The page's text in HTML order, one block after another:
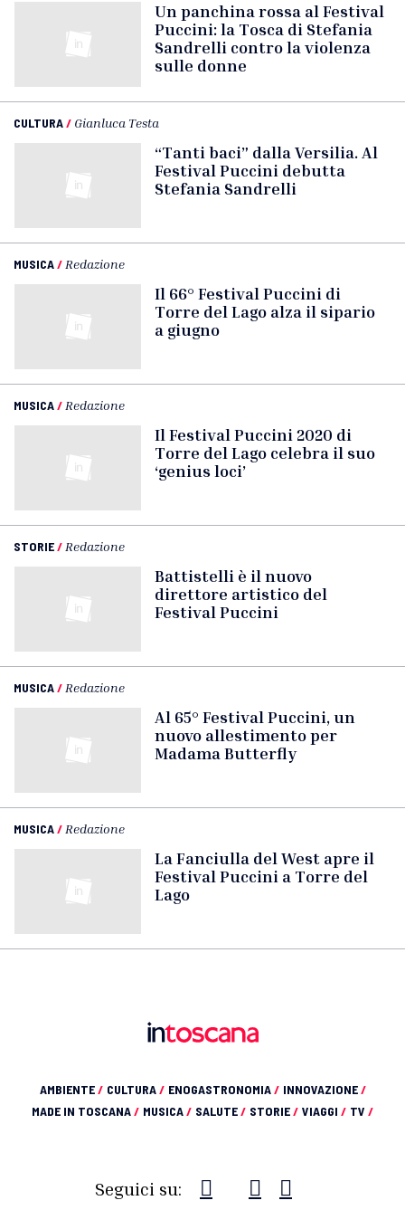
Un panchina rossa al Festival
Puccini: la Tosca di Stefania
Sandrelli contro la violenza
sulle donne
CULTURA/ Gianluca Testa
“Tanti baci” dalla Versilia. Al
Festival Puccini debutta
Stefania Sandrelli
MUSICA/ Redazione
Il 66° Festival Puccini di
Torre del Lago alza il sipario
a giugno
MUSICA/ Redazione
Il Festival Puccini 2020 di
Torre del Lago celebra il suo
‘genius loci’
STORIE/ Redazione
Battistelli è il nuovo
direttore artistico del
Festival Puccini
MUSICA/ Redazione
Al 65° Festival Puccini, un
nuovo allestimento per
Madama Butterfly
MUSICA/ Redazione
La Fanciulla del West apre il
Festival Puccini a Torre del
Lago
AMBIENTE/ CULTURA/ ENOGASTRONOMIA/ INNOVAZIONE/
MADE IN TOSCANA/ MUSICA/ SALUTE/ STORIE/ VIAGGI / TV /
Seguici su: